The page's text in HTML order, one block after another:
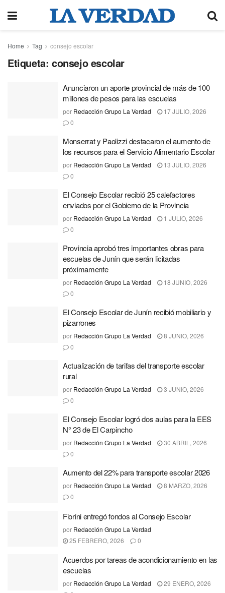
Home Tag consejo escolar
Etiqueta: consejo escolar
Anunciaron un aporte provincial de más de 100
millones de pesos para las escuelas
por Redacción Grupo La Verdad
17 JULIO, 2026
0
Monserrat y Paolizzi destacaron el aumento de
los recursos para el Servicio Alimentario Escolar
por Redacción Grupo La Verdad
13 JULIO, 2026
0
El Consejo Escolar recibió 25 calefactores
enviados por el Gobierno de la Provincia
por Redacción Grupo La Verdad
1 JULIO, 2026
0
Provincia aprobó tres importantes obras para
escuelas de Junín que serán licitadas
próximamente
por Redacción Grupo La Verdad
18 JUNIO, 2026
0
El Consejo Escolar de Junín recibió mobiliario y
pizarrones
por Redacción Grupo La Verdad
8 JUNIO, 2026
0
Actualización de tarifas del transporte escolar
rural
por Redacción Grupo La Verdad
3 JUNIO, 2026
0
El Consejo Escolar logró dos aulas para la EES
N° 23 de El Carpincho
por Redacción Grupo La Verdad
30 ABRIL, 2026
0
Aumento del 22% para transporte escolar 2026
por Redacción Grupo La Verdad
8 MARZO, 2026
0
Fiorini entregó fondos al Consejo Escolar
por Redacción Grupo La Verdad
25 FEBRERO, 2026
0
Acuerdos por tareas de acondicionamiento en las
escuelas
por Redacción Grupo La Verdad
29 ENERO, 2026